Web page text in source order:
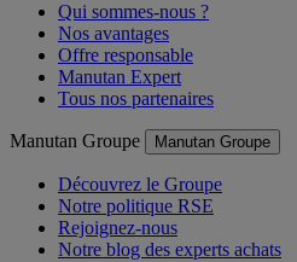
Qui sommes-nous ?
Nos avantages
Offre responsable
Manutan Expert
Tous nos partenaires
Manutan Groupe Manutan Groupe
Découvrez le Groupe
Notre politique RSE
Rejoignez-nous
Notre blog des experts achats